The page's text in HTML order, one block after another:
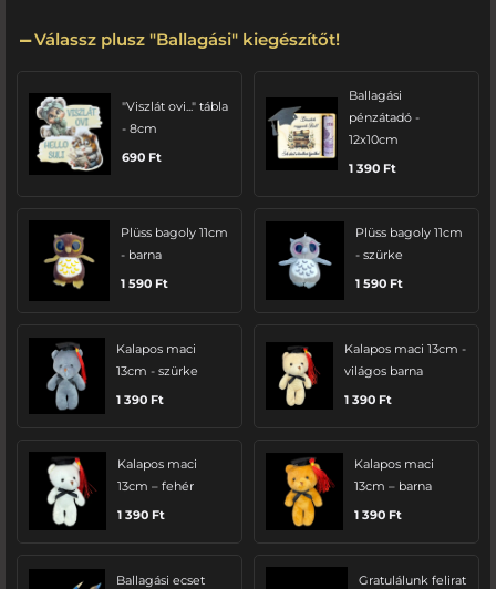
Válassz plusz "Ballagási" kiegészítőt!
"Viszlát ovi..." tábla
- 8cm
690 Ft
Ballagási
pénzátadó -
12x10cm
1 390 Ft
Plüss bagoly 11cm
- barna
1 590 Ft
Plüss bagoly 11cm
- szürke
1 590 Ft
Kalapos maci
13cm - szürke
1 390 Ft
Kalapos maci 13cm -
világos barna
1 390 Ft
Kalapos maci
13cm – fehér
1 390 Ft
Kalapos maci
13cm – barna
1 390 Ft
Ballagási ecset
Gratulálunk felirat